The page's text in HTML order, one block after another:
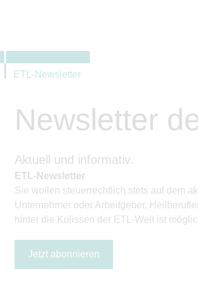
ETL-Newsletter
Newsletter
Aktuell und informativ.
ETL-Newsletter
Sie wollen steuerrechtlich stets auf dem
Unternehmer oder Arbeitgeber,
hinter die Kulissen der ETL-Welt ist
Jetzt abonnieren